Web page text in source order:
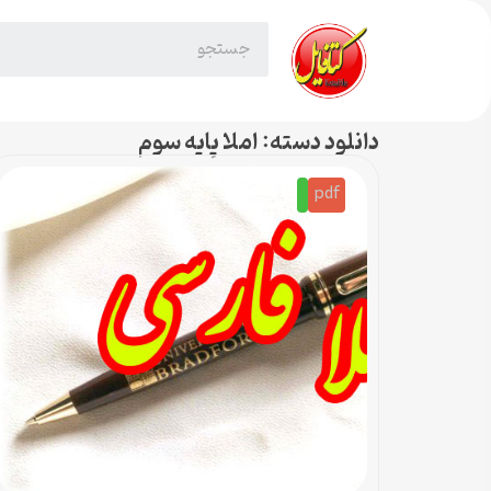
دانلود دسته: املا پایه سوم
pdf